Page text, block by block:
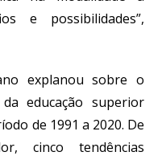
e possibilidades”,
explanou sobre o
educação superior
de 1991 a 2020. De
cinco tendências